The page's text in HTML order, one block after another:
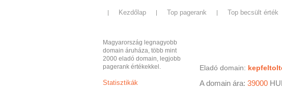
Kezdőlap Top pagerank Top becsült érték
Magyarország legnagyobb
domain áruháza, több mint
2000 eladó domain, legjobb
pagerank értékekkel.
Statisztikák
Eladó domain:
A domain ára: 39000